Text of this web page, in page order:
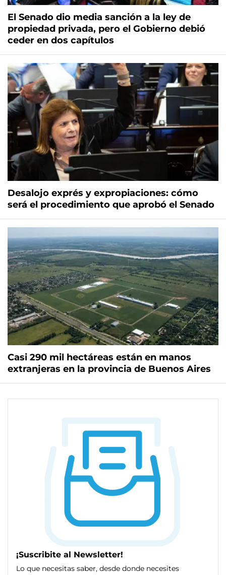
El Senado dio media sanción a la ley de
propiedad privada, pero el Gobierno debió
ceder en dos capítulos
Desalojo exprés y expropiaciones: cómo
será el procedimiento que aprobó el Senado
Casi 290 mil hectáreas están en manos
extranjeras en la provincia de Buenos Aires
¡Suscribite al Newsletter!
Lo que necesitas saber, desde donde necesites